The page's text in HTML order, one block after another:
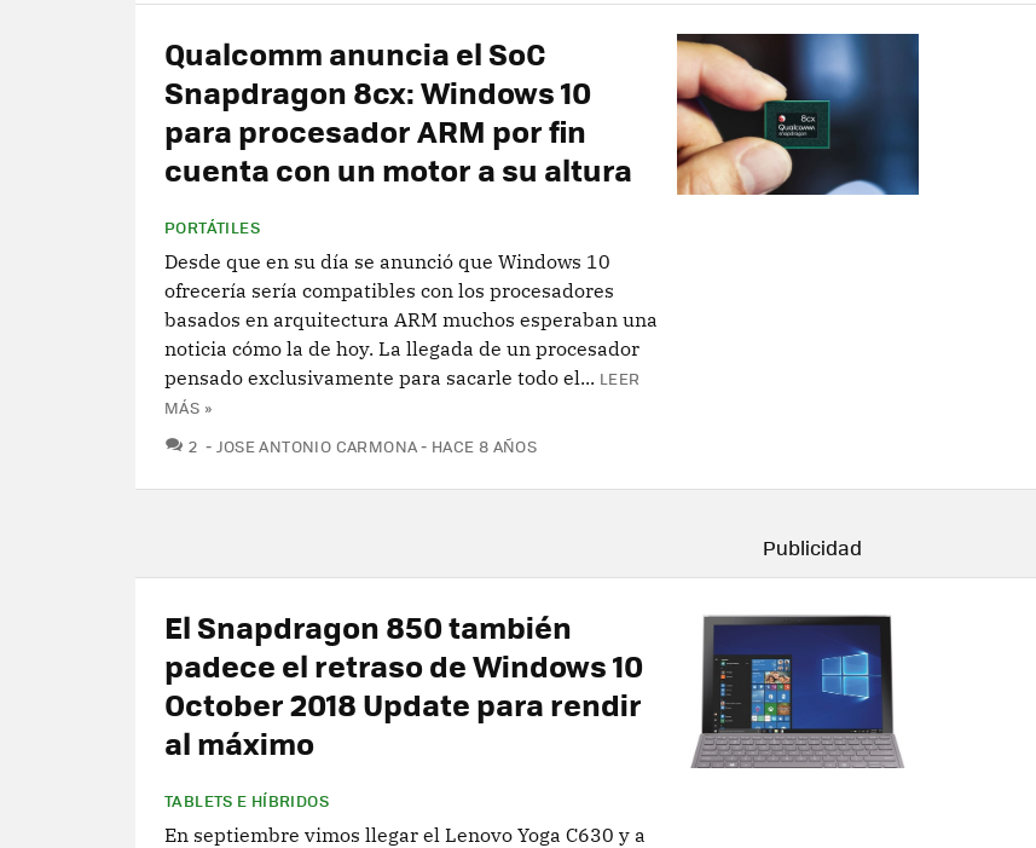
Qualcomm anuncia el SoC
Snapdragon 8cx: Windows 10
para procesador ARM por fin
cuenta con un motor a su altura
PORTÁTILES
Desde que en su día se anunció que Windows 10
ofrecería sería compatibles con los procesadores
basados en arquitectura ARM muchos esperaban una
noticia cómo la de hoy. La llegada de un procesador
pensado exclusivamente para sacarle todo el... LEER
MÁS »
2 COMENTARIOS
JOSE ANTONIO CARMONA HACE 8 AÑOS
El Snapdragon 850 también
padece el retraso de Windows 10
October 2018 Update para rendir
al máximo
TABLETS E HÍBRIDOS
En septiembre vimos llegar el Lenovo Yoga C630 y a